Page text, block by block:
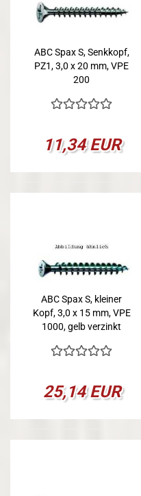
ABC Spax S, Senkkopf,
PZ1, 3,0 x 20 mm, VPE
200
11,34 EUR
ABC Spax S, kleiner
Kopf, 3,0 x 15 mm, VPE
1000, gelb verzinkt
25,14 EUR